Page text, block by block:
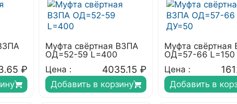
₽
Муфта свёртная ВЗПА
ОД=52-59 L=400
Цена :
4035.15 ₽
Добавить в корзину
Муфта свёртная
ОД=57-66 L=150
Цена :
Добавить в